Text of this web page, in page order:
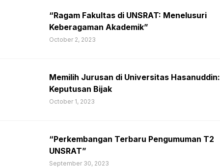
“Ragam Fakultas di UNSRAT: Menelusuri
Keberagaman Akademik”
October 2, 2023
Memilih Jurusan di Universitas Hasanuddin:
Keputusan Bijak
October 1, 2023
“Perkembangan Terbaru Pengumuman T2
UNSRAT”
September 30, 2023